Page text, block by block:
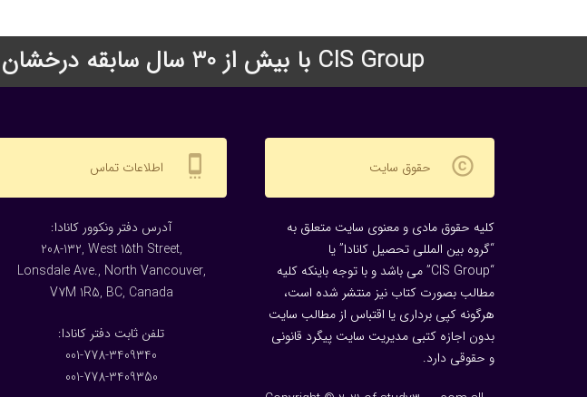
CIS Group با بیش از 30 سال سابقه درخشان در زمینه اعزام دانشجو به دانشگاههای معتبر جهان
copyright حقوق سایت
کلیه حقوق مادی و معنوی سایت متعلق به
“گروه بین المللی تحصیل کانادا” یا
“CIS Group” می باشد و با توجه باینکه کلیه
مطالب بصورت کتاب نیز منتشر شده است،
هرگونه كپی برداری یا اقتباس از مطالب سایت
بدون اجازه كتبی مدیریت سایت پیگرد قانونی
و حقوقی دارد.
settings_cell اطلاعات تماس
:آدرس دفتر ونکوور کانادا
208-132, West 15th Street,
Lonsdale Ave., North Vancouver,
V7M 1R5, BC, Canada
:تلفن ثابت دفتر کانادا
001-778-3409340
001-778-3409350